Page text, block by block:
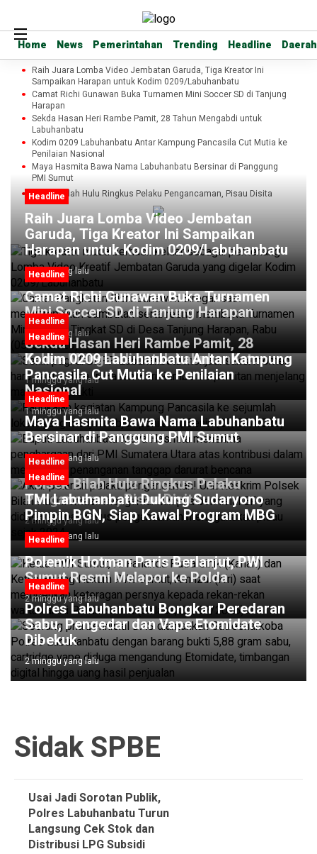
Home News Pemerintahan Trending Headline Daerah
Home News Pemerintahan Trending Headline Daerah
Raih Juara Lomba Video Jembatan Garuda, Tiga Kreator Ini
Sampaikan Harapan untuk Kodim 0209/Labuhanbatu
Camat Richi Gunawan Buka Turnamen Mini Soccer SD di Tanjung
Harapan
Sekda Hasan Heri Rambe Pamit, 28 Tahun Mengabdi untuk
Labuhanbatu
Kodim 0209 Labuhanbatu Antar Kampung Pancasila Cut Mutia ke
Penilaian Nasional
Maya Hasmita Bawa Nama Labuhanbatu Bersinar di Panggung
PMI Sumut
Polsek Bilah Hulu Ringkus Pelaku Pengancaman, Pisau Disita
Headline
Raih Juara Lomba Video Jembatan
Garuda, Tiga Kreator Ini Sampaikan
Harapan untuk Kodim 0209/Labuhanbatu
21 jam yang lalu
Headline
Camat Richi Gunawan Buka Turnamen
Mini Soccer SD di Tanjung Harapan
23 jam yang lalu
Headline
Sekda Hasan Heri Rambe Pamit, 28
Tahun Mengabdi untuk Labuhanbatu
1 minggu yang lalu
Headline
Kodim 0209 Labuhanbatu Antar Kampung
Pancasila Cut Mutia ke Penilaian
Nasional
1 minggu yang lalu
Headline
Maya Hasmita Bawa Nama Labuhanbatu
Bersinar di Panggung PMI Sumut
2 minggu yang lalu
Headline
Polsek Bilah Hulu Ringkus Pelaku
Pengancaman, Pisau Disita
2 minggu yang lalu
Headline
TMI Labuhanbatu Dukung Sudaryono
Pimpin BGN, Siap Kawal Program MBG
2 minggu yang lalu
Headline
Polemik Hotman Paris Berlanjut, PWI
Sumut Resmi Melapor ke Polda
2 minggu yang lalu
Headline
Polres Labuhanbatu Bongkar Peredaran
Sabu, Pengedar dan Vape Etomidate
Dibekuk
2 minggu yang lalu
Sidak SPBE
Usai Jadi Sorotan Publik,
Polres Labuhanbatu Turun
Langsung Cek Stok dan
Distribusi LPG Subsidi